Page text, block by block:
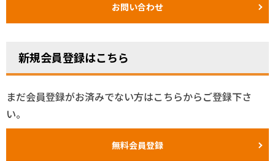
新規会員登録はこちら
まだ会員登録がお済みでない方はこちらからご登録下さ
い。
無料会員登録
お問い合わせ